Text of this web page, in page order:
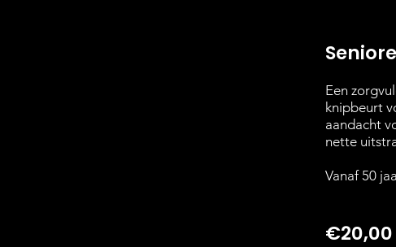
Een
knipbeurt
aandacht
nette
Vanaf 50
€20,00